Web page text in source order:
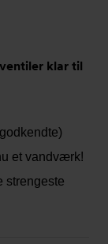
klar til
et vandværk!
strengeste